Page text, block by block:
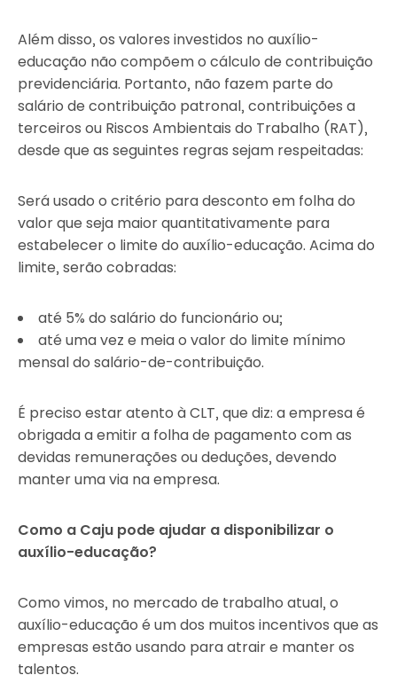
Além disso, os valores investidos no auxílio-
educação não compõem o cálculo de contribuição
previdenciária. Portanto, não fazem parte do
salário de contribuição patronal, contribuições a
terceiros ou Riscos Ambientais do Trabalho (RAT),
desde que as seguintes regras sejam respeitadas:
Será usado o critério para desconto em folha do
valor que seja maior quantitativamente para
estabelecer o limite do auxílio-educação. Acima do
limite, serão cobradas:
até 5% do salário do funcionário ou;
até uma vez e meia o valor do limite mínimo
mensal do salário-de-contribuição.
É preciso estar atento à CLT, que diz: a empresa é
obrigada a emitir a folha de pagamento com as
devidas remunerações ou deduções, devendo
manter uma via na empresa.
Como a Caju pode ajudar a disponibilizar o
auxílio-educação?
Como vimos, no mercado de trabalho atual, o
auxílio-educação é um dos muitos incentivos que as
empresas estão usando para atrair e manter os
talentos.